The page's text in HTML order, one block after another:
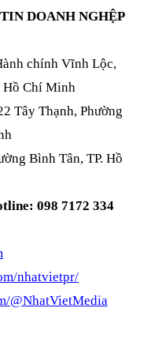
DOANH NGHỆP
chính Vĩnh Lộc,
Hồ Chí Minh
Tây Thạnh, Phường
Bình Tân, TP. Hồ
098 7172 334
nhatvietpr/
@NhatVietMedia